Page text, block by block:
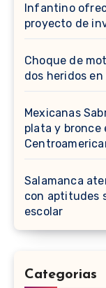
Infantino
proyecto de
Choque de
dos heridos
Mexicanas
plata y bronce
Salamanca
con aptitudes
escolar
Categorias